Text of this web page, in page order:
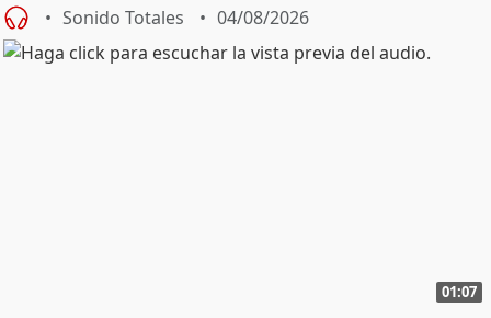
Sonido Totales 04/08/2026
01:07